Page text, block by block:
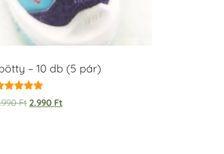
– 10 db (5 pár)
Ft 2.990 Ft